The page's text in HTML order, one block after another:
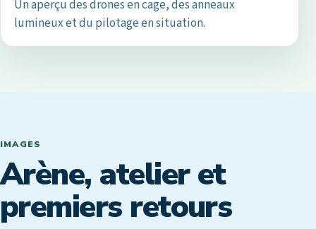
Un aperçu des drones en cage, des anneaux
lumineux et du pilotage en situation.
IMAGES
Arène, atelier et
premiers retours